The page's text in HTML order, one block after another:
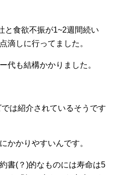
と食欲不振が1~2週間続い
滴しに行ってました。
代も結構かかりました。
は紹介されているそうです
かかりやすいんです。
書(？)的なものには寿命は5